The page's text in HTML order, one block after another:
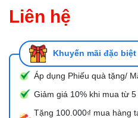
Liên hệ
Khuyến mãi đặc
Áp dụng Phiếu quà tặng/
Giảm giá 10% khi mua từ 5
Tặng 100.000₫ mua hàng